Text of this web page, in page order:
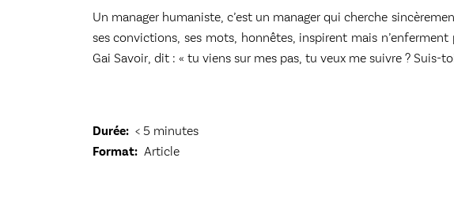
Un manager humaniste, c’est un manager qui cherche
ses convictions, ses mots, honnêtes, inspirent mais n’enferment
Gai Savoir, dit : « tu viens sur mes pas, tu veux me suivre ? Suis-
Durée
< 5 minutes
Format
Article